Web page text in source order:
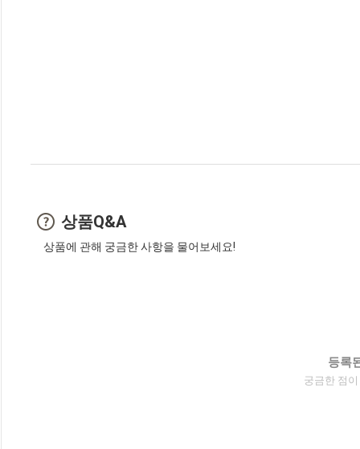
상품Q&A
상품에 관해 궁금한 사항을 물어보세요!
등록
궁금한 점